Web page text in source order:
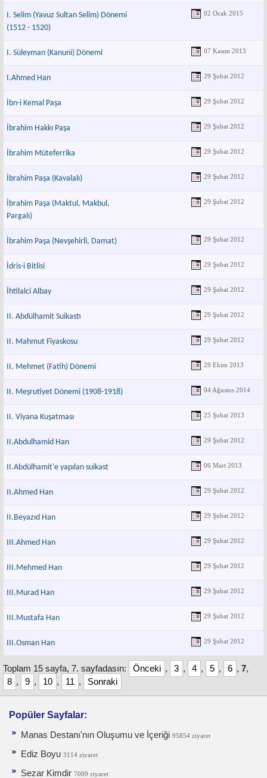
I. Selim (Yavuz Sultan Selim) Dönemi
(1512 - 1520)
02 Ocak 2015
I. Süleyman (Kanuni) Dönemi 07 Kasım 2013
I.Ahmed Han 29 Şubat 2012
İbn-i Kemal Paşa 29 Şubat 2012
İbrahim Hakkı Paşa 29 Şubat 2012
İbrahim Müteferrika 29 Şubat 2012
İbrahim Paşa (Kavalalı) 29 Şubat 2012
İbrahim Paşa (Maktul, Makbul,
Pargalı)
29 Şubat 2012
İbrahim Paşa (Nevşehirli, Damat) 29 Şubat 2012
İdris-i Bitlisi 29 Şubat 2012
İhtilalci Albay 29 Şubat 2012
II. Abdülhamit Suikastı 29 Şubat 2012
II. Mahmut Fiyaskosu 29 Şubat 2012
II. Mehmet (Fatih) Dönemi 29 Ekim 2013
II. Meşrutiyet Dönemi (1908-1918) 04 Ağustos 2014
II. Viyana Kuşatması 25 Şubat 2013
II.Abdulhamid Han 29 Şubat 2012
II.Abdülhamit'e yapılan suikast 06 Mart 2013
II.Ahmed Han 29 Şubat 2012
II.Beyazıd Han 29 Şubat 2012
III.Ahmed Han 29 Şubat 2012
III.Mehmed Han 29 Şubat 2012
III.Murad Han 29 Şubat 2012
III.Mustafa Han 29 Şubat 2012
III.Osman Han 29 Şubat 2012
Toplam 15 sayfa, 7. sayfadasın: Önceki , 3 , 4 , 5 , 6 , 7,
8 , 9 , 10 , 11 , Sonraki
Popüler Sayfalar:
Manas Destanı'nın Oluşumu ve İçeriği 95854 ziyaret
Ediz Boyu 3114 ziyaret
Sezar Kimdir 7009 ziyaret